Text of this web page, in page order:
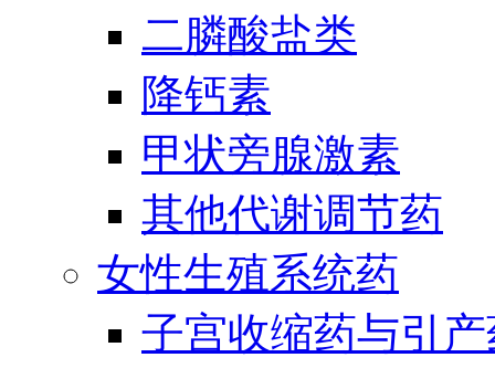
二膦酸盐类
降钙素
甲状旁腺激素
其他代谢调节药
女性生殖系统药
子宫收缩药与引